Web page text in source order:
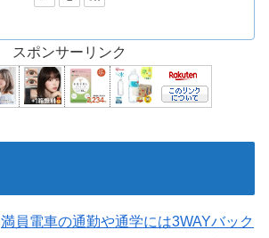
スポンサーリンク
満員電車の通勤や通学には3WAYバック